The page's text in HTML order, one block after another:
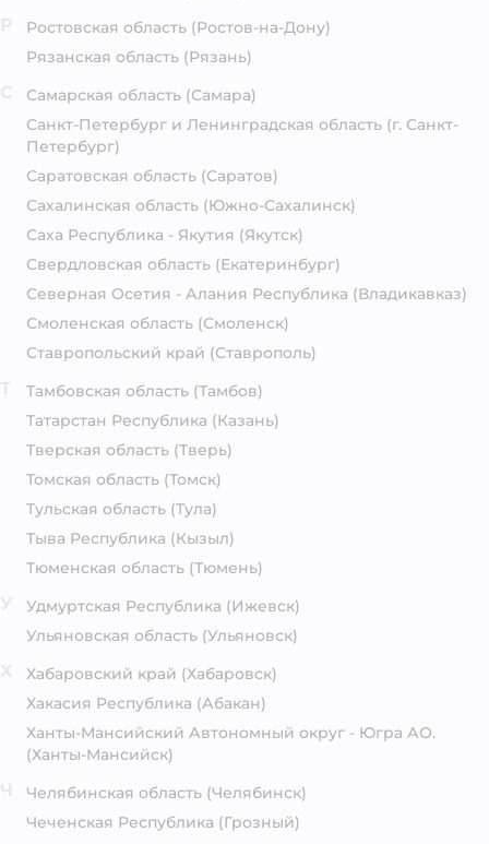
Ростовская область (Ростов-на-Дону)
Рязанская область (Рязань)
Самарская область (Самара)
Санкт-Петербург и Ленинградская область (г. Санкт-
Петербург)
Саратовская область (Саратов)
Сахалинская область (Южно-Сахалинск)
Саха Республика - Якутия (Якутск)
Свердловская область (Екатеринбург)
Северная Осетия - Алания Республика (Владикавказ)
Смоленская область (Смоленск)
Ставропольский край (Ставрополь)
Тамбовская область (Тамбов)
Татарстан Республика (Казань)
Тверская область (Тверь)
Томская область (Томск)
Тульская область (Тула)
Тыва Республика (Кызыл)
Тюменская область (Тюмень)
Удмуртская Республика (Ижевск)
Ульяновская область (Ульяновск)
Хабаровский край (Хабаровск)
Хакасия Республика (Абакан)
Ханты-Мансийский Автономный округ - Югра АО.
(Ханты-Мансийск)
Челябинская область (Челябинск)
Чеченская Республика (Грозный)